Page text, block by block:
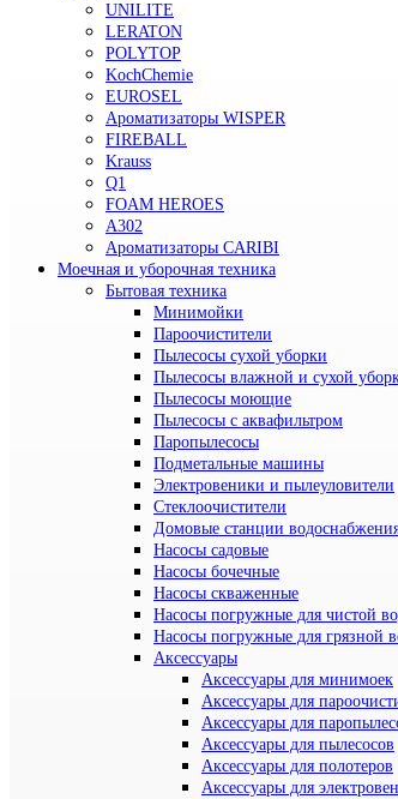
UNILITE
LERATON
POLYTOP
KochChemie
EUROSEL
Ароматизаторы WISPER
FIREBALL
Krauss
Q1
FOAM HEROES
A302
Ароматизаторы CARIBI
Моечная и уборочная техника
Бытовая техника
Минимойки
Пароочистители
Пылесосы сухой уборки
Пылесосы влажной и сухой
Пылесосы моющие
Пылесосы с аквафильтром
Паропылесосы
Подметальные машины
Электровеники и пылеуловители
Стеклоочистители
Домовые станции
Насосы садовые
Насосы бочечные
Насосы скваженные
Насосы погружные для чистой
Насосы погружные для грязной
Аксессуары
Аксессуары для минимоек
Аксессуары для
Аксессуары для
Аксессуары для пылесосов
Аксессуары для полотеров
Аксессуары для